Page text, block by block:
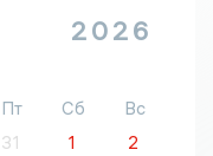
2026
Пт Сб
Вс
31 1
2